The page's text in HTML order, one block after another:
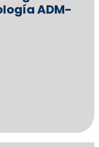
ADM-